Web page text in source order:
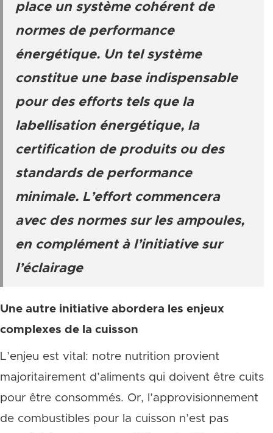
place un système cohérent de
normes de performance
énergétique. Un tel système
constitue une base indispensable
pour des efforts tels que la
labellisation énergétique, la
certification de produits ou des
standards de performance
minimale. L’effort commencera
avec des normes sur les ampoules,
en complément à l’initiative sur
l’éclairage
Une autre initiative abordera les enjeux
complexes de la cuisson
L’enjeu est vital: notre nutrition provient
majoritairement d’aliments qui doivent être cuits
pour être consommés. Or, l’approvisionnement
de combustibles pour la cuisson n’est pas